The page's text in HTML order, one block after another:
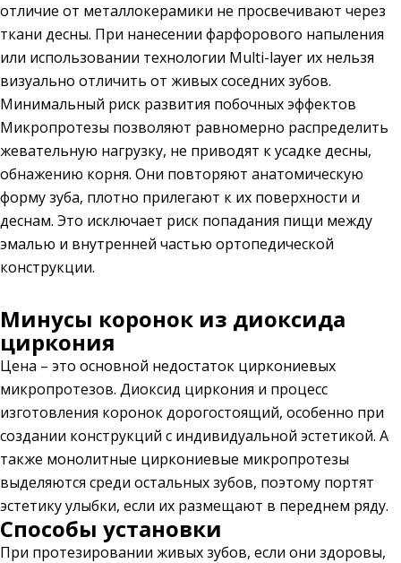
отличие от металлокерамики не просвечивают через
ткани десны. При нанесении фарфорового напыления
или использовании технологии Multi-layer их нельзя
визуально отличить от живых соседних зубов.
Минимальный риск развития побочных эффектов
Микропротезы позволяют равномерно распределить
жевательную нагрузку, не приводят к усадке десны,
обнажению корня. Они повторяют анатомическую
форму зуба, плотно прилегают к их поверхности и
деснам. Это исключает риск попадания пищи между
эмалью и внутренней частью ортопедической
конструкции.
Минусы коронок из диоксида
циркония
Цена – это основной недостаток циркониевых
микропротезов. Диоксид циркония и процесс
изготовления коронок дорогостоящий, особенно при
создании конструкций с индивидуальной эстетикой. А
также монолитные циркониевые микропротезы
выделяются среди остальных зубов, поэтому портят
эстетику улыбки, если их размещают в переднем ряду.
Способы установки
При протезировании живых зубов, если они здоровы,